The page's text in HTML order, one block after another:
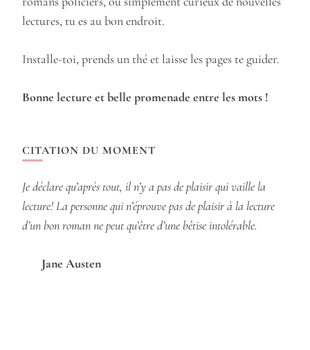
lectures, tu es au bon endroit.
Installe-toi, prends un thé et laisse les pages te guider.
Bonne lecture et belle promenade entre les mots !
CITATION DU MOMENT
Je déclare qu’après tout, il n’y a pas de plaisir qui vaille la
lecture! La personne qui n’éprouve pas de plaisir à la lecture
d’un bon roman ne peut qu’être d’une bêtise intolérable.
Jane Austen